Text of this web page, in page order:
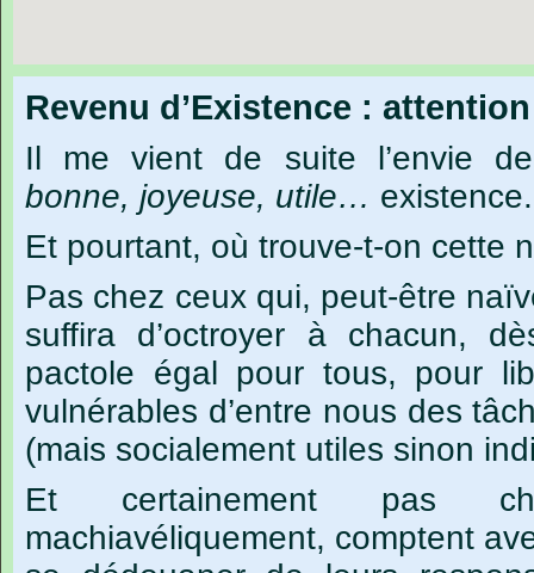
Revenu d’Existence :
Il me vient de suite l’envie
de
bonne, joyeuse, utile… existence.
Et pourtant, où trouve-t-on cette
Pas chez ceux qui, peut-être
suffira d’octroyer à chacun,
pactole égal pour tous, pour
vulnérables d’entre nous des
(mais socialement utiles sinon
Et certainement pas
machiavéliquement, comptent